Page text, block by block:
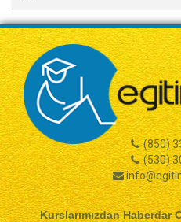
(850)
(530)
Kurslarımızdan Haberdar